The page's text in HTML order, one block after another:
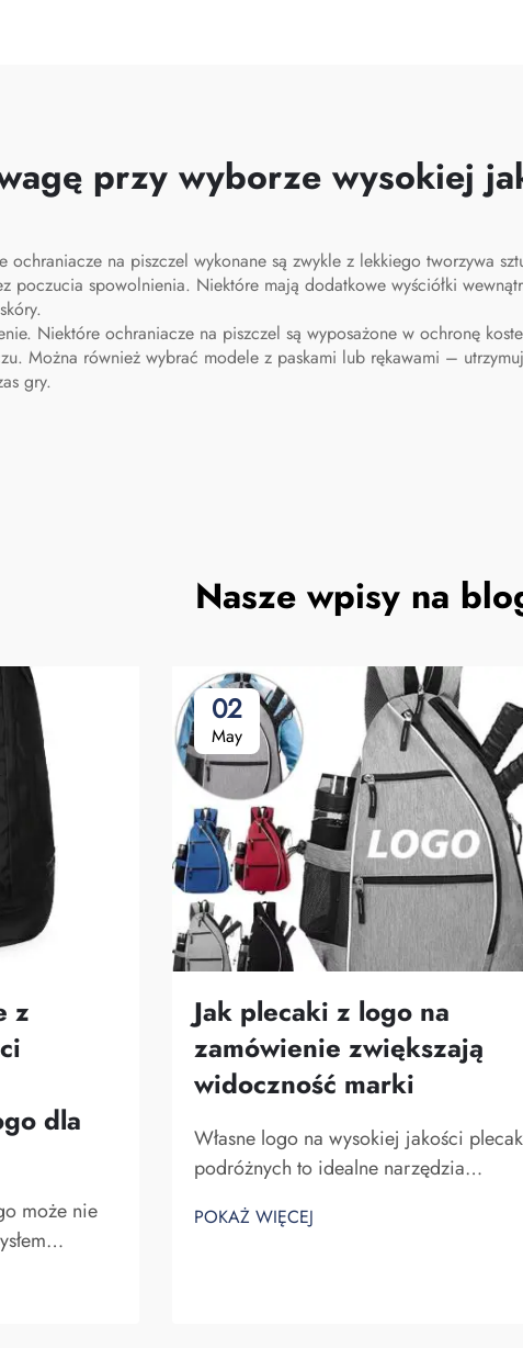
przy wyborze wysokiej
ochraniacze na piszczel wykonane są zwykle z lekkiego tworzywa
poczucia spowolnienia. Niektóre mają dodatkowe wyściółki
Niektóre ochraniacze na piszczel są wyposażone w ochronę
Można również wybrać modele z paskami lub rękawami –
gry.
Nasze wpisy na
z
dla
może nie
02
May
Jak plecaki z logo na
zamówienie zwiększają
widoczność marki
Własne logo na wysokiej jakości
podróżnych to idealne narzędzia
znaczenia faktu, że nazwa Twojej marki
POKAŻ WIĘCEJ